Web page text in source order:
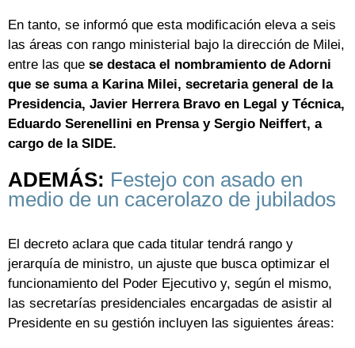
En tanto, se informó que esta modificación eleva a seis
las áreas con rango ministerial bajo la dirección de Milei,
entre las que se destaca el nombramiento de Adorni
que se suma a Karina Milei, secretaria general de la
Presidencia, Javier Herrera Bravo en Legal y Técnica,
Eduardo Serenellini en Prensa y Sergio Neiffert, a
cargo de la SIDE.
ADEMÁS: Festejo con asado en
medio de un cacerolazo de jubilados
El decreto aclara que cada titular tendrá rango y
jerarquía de ministro, un ajuste que busca optimizar el
funcionamiento del Poder Ejecutivo y, según el mismo,
las secretarías presidenciales encargadas de asistir al
Presidente en su gestión incluyen las siguientes áreas: